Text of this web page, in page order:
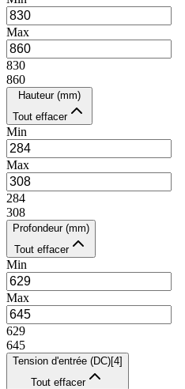
Max
830
860
Hauteur (mm)
Tout effacer
Min
Max
284
308
Profondeur (mm)
Tout effacer
Min
Max
629
645
Tension d'entrée (DC)[4]
Tout effacer